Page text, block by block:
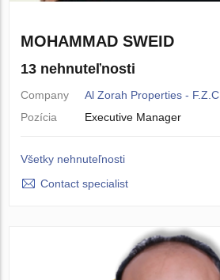
MOHAMMAD SWEID
13 nehnuteľnosti
Company
Al Zorah Properties - F.Z.C
Pozícia
Executive Manager
Všetky nehnuteľnosti
Contact specialist